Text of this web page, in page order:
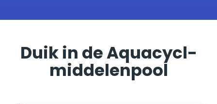
Duik in de Aquacycl-
middelenpool